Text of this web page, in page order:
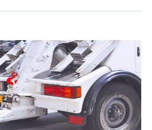
情報
管理、給与支給、福利厚生・採用
きのため、当社と従業員または従